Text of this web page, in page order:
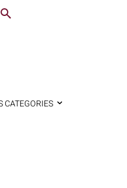
CATEGORIES